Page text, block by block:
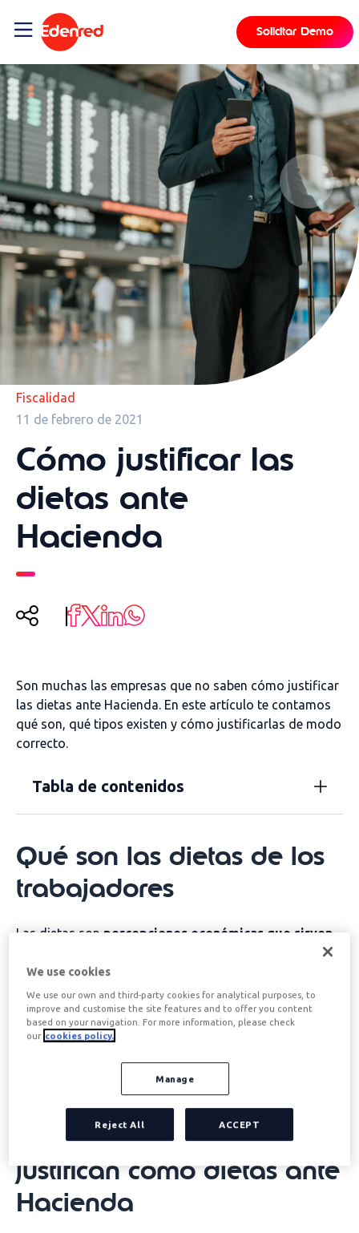
Solicitar Demo
Fiscalidad
11 de febrero de 2021
Cómo justificar las
dietas ante
Hacienda
Son muchas las empresas que no saben cómo justificar
las dietas ante Hacienda. En este artículo te contamos
qué son, qué tipos existen y cómo justificarlas de modo
correcto.
Tabla de contenidos
Qué son las dietas de los
trabajadores
Las dietas son percepciones económicas que sirven
para compensar los gastos que el trabajador tiene
que realizar durante su jornada laboral
se incluyen en lanómina del trabajador. Sin embargo, es
importante justificarlas debidamente ante Hacienda, ya
que, de lo contrario, constituyen parte normal del
hace que estén sujetas a la tributación correspondiente
Qué tipos de gastos se
justifican como dietas ante
Hacienda
We use cookies
We use our own and third-party cookies for analytical purposes, to
improve and customise the site features and to offer you content
based on your navigation. For more information, please check
our cookies policy.
Manage
Reject All ACCEPT